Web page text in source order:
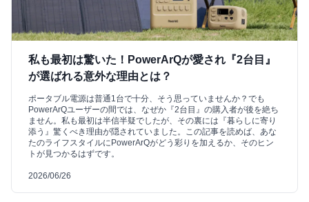
私も最初は驚いた！PowerArQが愛され『2台目』
が選ばれる意外な理由とは？
ポータブル電源は普通1台で十分、そう思っていませんか？でも
PowerArQユーザーの間では、なぜか『2台目』の購入者が後を絶ち
ません。私も最初は半信半疑でしたが、その裏には『暮らしに寄り
添う』驚くべき理由が隠されていました。この記事を読めば、あな
たのライフスタイルにPowerArQがどう彩りを加えるか、そのヒン
トが見つかるはずです。
2026/06/26